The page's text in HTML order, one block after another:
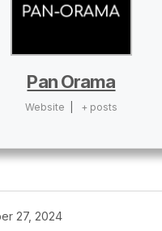
Pan Orama
Website + posts
27, 2024